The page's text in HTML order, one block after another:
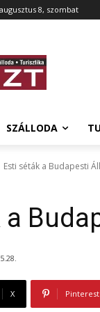
8, szombat
SZÁLLODA
Esti séták a Budapesti
a
X Pinterest